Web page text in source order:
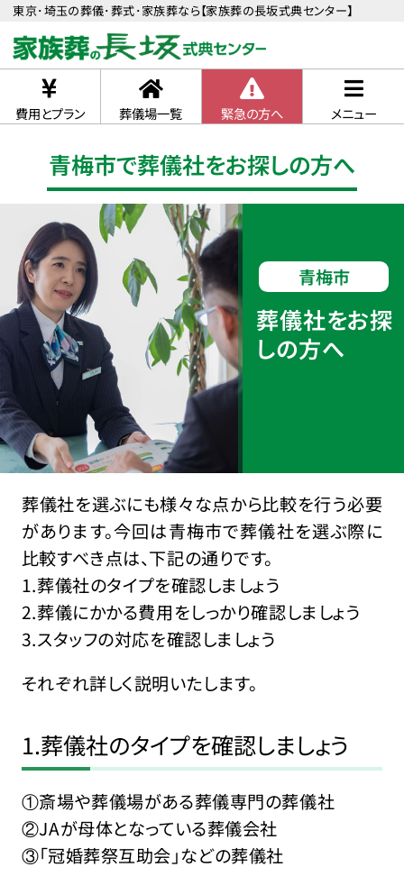
東京･埼玉の葬儀･葬式･家族葬なら【家族葬の長坂式典センター】
費用とプラン 葬儀場一覧 緊急の方へ メニュー
青梅市で葬儀社をお探しの方へ
青梅市
葬儀社をお探
しの方へ
葬儀社を選ぶにも様々な点から比較を行う必要
があります。今回は青梅市で葬儀社を選ぶ際に
比較すべき点は、下記の通りです。
1.葬儀社のタイプを確認しましょう
2.葬儀にかかる費用をしっかり確認しましょう
3.スタッフの対応を確認しましょう
それぞれ詳しく説明いたします。
1.葬儀社のタイプを確認しましょう
①斎場や葬儀場がある葬儀専門の葬儀社
②JAが母体となっている葬儀会社
③「冠婚葬祭互助会」などの葬儀社